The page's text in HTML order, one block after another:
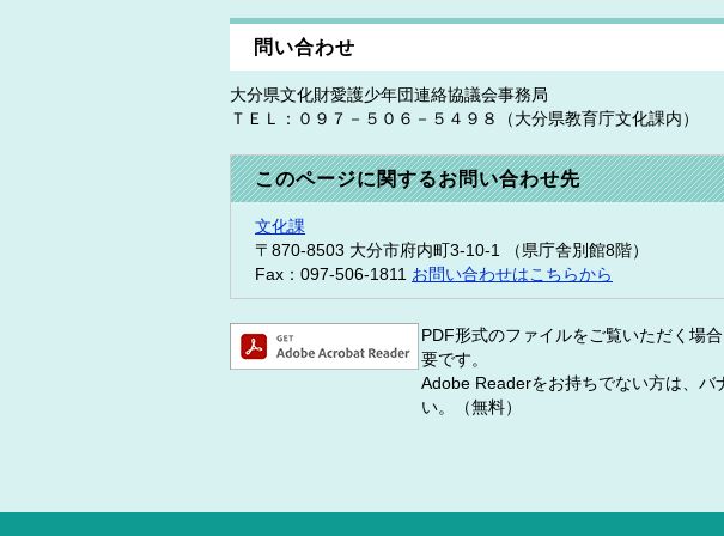
問い合わせ
大分県文化財愛護少年団連絡協議会事務局
ＴＥＬ：０９７－５０６－５４９８（大分県教育庁文化課内）
このページに関するお問い合わせ先
文化課
〒870-8503 大分市府内町3-10-1 （県庁舎別館8階）
Fax：097-506-1811 お問い合わせはこちらから
PDF形式のファイルをご覧いただく場
要です。
Adobe Readerをお持ちでない方は、バ
い。（無料）